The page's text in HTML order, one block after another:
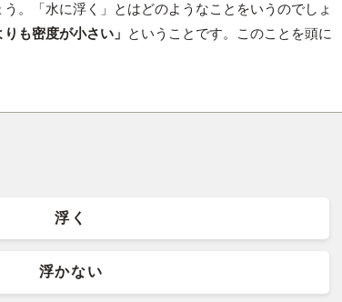
。「水に浮く」とはどのようなことをいうのでしょ
りも密度が小さい」 ということです。このことを頭に
浮く
浮かない